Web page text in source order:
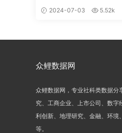
2024-07-03 5.52k
众鲤数据网
众鲤数据网，专业社科类数据分
究、工商企业、上市公司、数字
利创新、地理研究、金融、环境
等。